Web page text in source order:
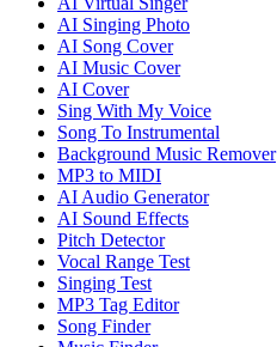
AI Singing Photo
AI Song Cover
AI Music Cover
AI Cover
Sing With My Voice
Song To Instrumental
Background Music Remover
MP3 to MIDI
AI Audio Generator
AI Sound Effects
Pitch Detector
Vocal Range Test
Singing Test
MP3 Tag Editor
Song Finder